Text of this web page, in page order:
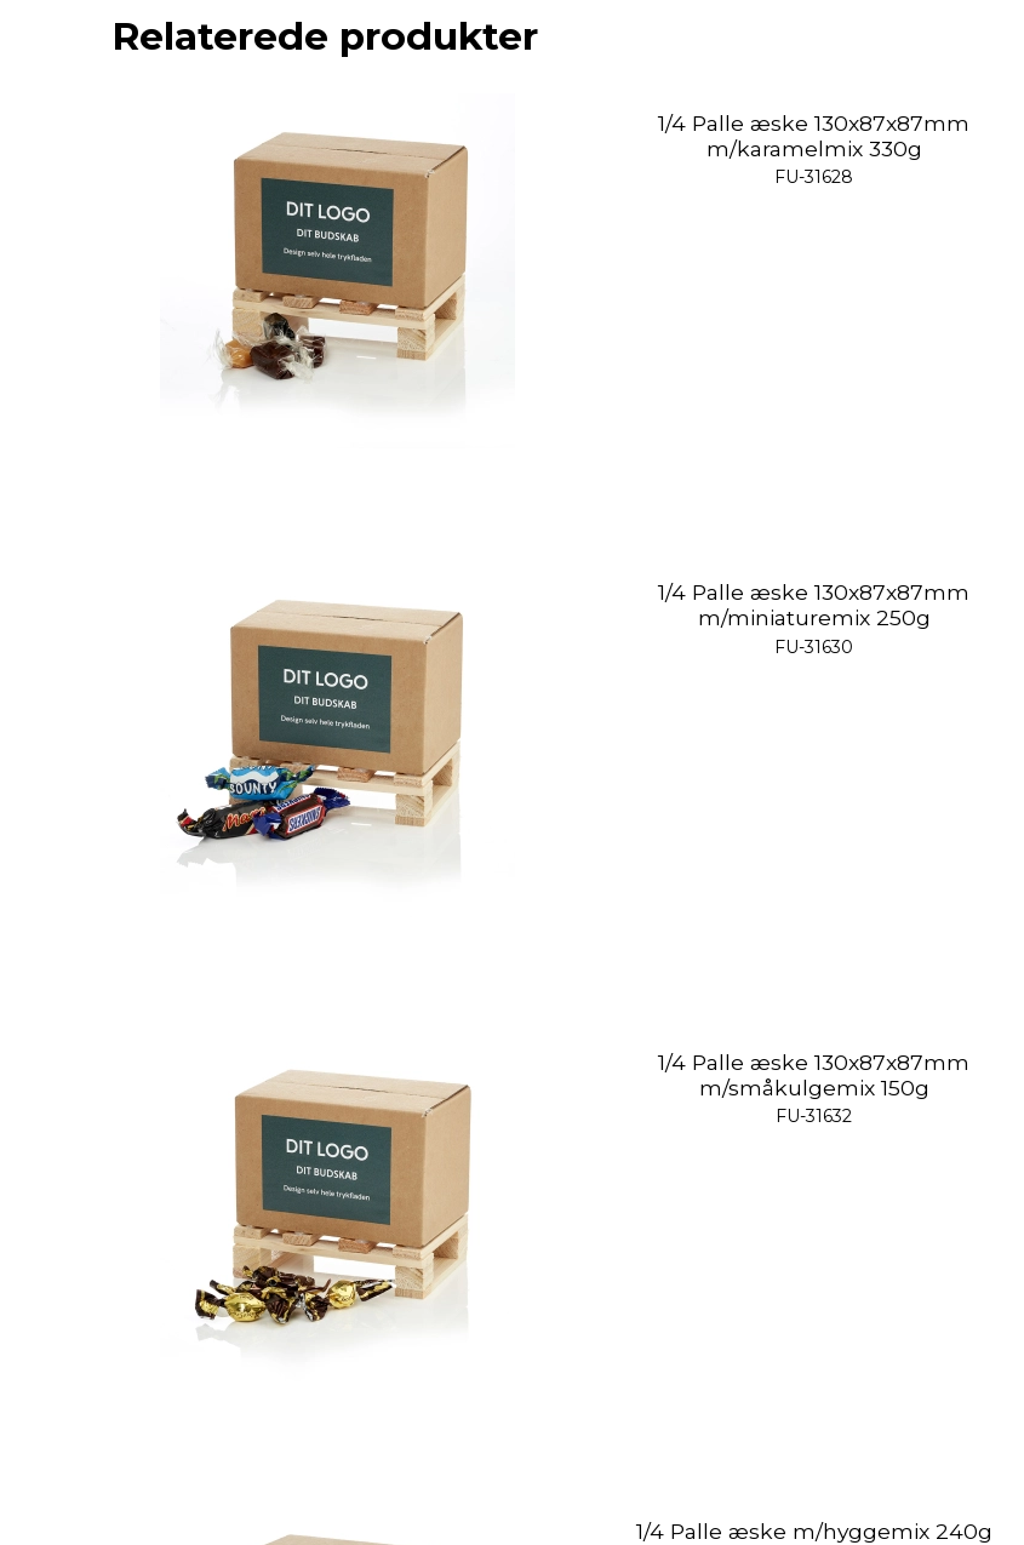
Relaterede produkter
1/4 Palle æske 130x87x87mm
m/karamelmix 330g
FU-31628
1/4 Palle æske 130x87x87mm
m/miniaturemix 250g
FU-31630
1/4 Palle æske 130x87x87mm
m/småkulgemix 150g
FU-31632
1/4 Palle æske m/hyggemix 240g